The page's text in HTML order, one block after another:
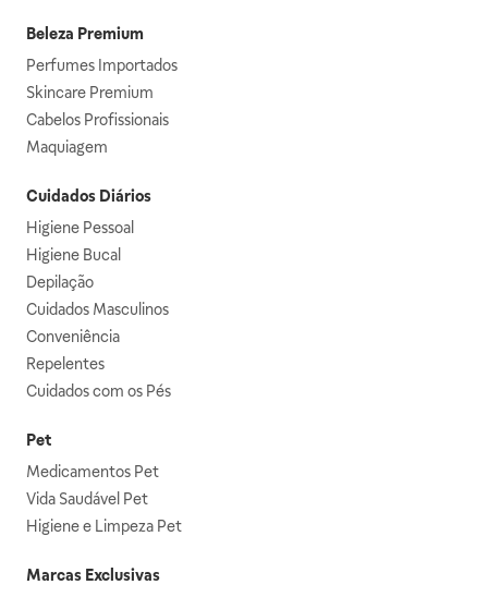
Beleza Premium
Perfumes Importados
Skincare Premium
Cabelos Profissionais
Maquiagem
Cuidados Diários
Higiene Pessoal
Higiene Bucal
Depilação
Cuidados Masculinos
Conveniência
Repelentes
Cuidados com os Pés
Pet
Medicamentos Pet
Vida Saudável Pet
Higiene e Limpeza Pet
Marcas Exclusivas